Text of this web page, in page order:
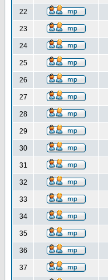
22
23
24
25
26
27
28
29
30
31
32
33
34
35
36
37